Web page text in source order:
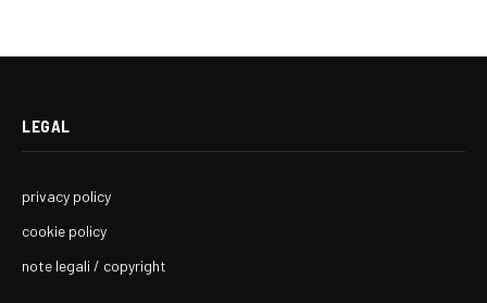
LEGAL
privacy policy
cookie policy
note legali / copyright